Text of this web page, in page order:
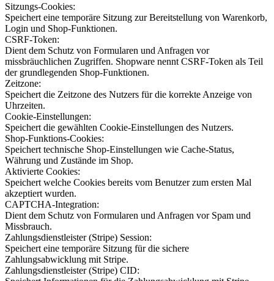
Sitzungs-Cookies:
Speichert eine temporäre Sitzung zur Bereitstellung von Warenkorb,
Login und Shop-Funktionen.
CSRF-Token:
Dient dem Schutz von Formularen und Anfragen vor
missbräuchlichen Zugriffen. Shopware nennt CSRF-Token als Teil
der grundlegenden Shop-Funktionen.
Zeitzone:
Speichert die Zeitzone des Nutzers für die korrekte Anzeige von
Uhrzeiten.
Cookie-Einstellungen:
Speichert die gewählten Cookie-Einstellungen des Nutzers.
Shop-Funktions-Cookies:
Speichert technische Shop-Einstellungen wie Cache-Status,
Währung und Zustände im Shop.
Aktivierte Cookies:
Speichert welche Cookies bereits vom Benutzer zum ersten Mal
akzeptiert wurden.
CAPTCHA-Integration:
Dient dem Schutz von Formularen und Anfragen vor Spam und
Missbrauch.
Zahlungsdienstleister (Stripe) Session:
Speichert eine temporäre Sitzung für die sichere
Zahlungsabwicklung mit Stripe.
Zahlungsdienstleister (Stripe) CID: